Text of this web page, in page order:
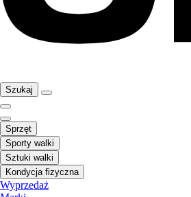
Szukaj
Sprzęt
Sporty walki
Sztuki walki
Kondycja fizyczna
Wyprzedaż